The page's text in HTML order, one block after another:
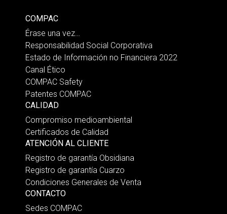
COMPAC
Érase una vez…
Responsabilidad Social Corporativa
Estado de Información no Financiera 2022
Canal Ético
COMPAC Safety
Patentes COMPAC
CALIDAD
Compromiso medioambiental
Certificados de Calidad
ATENCIÓN AL CLIENTE
Registro de garantía Obsidiana
Registro de garantía Cuarzo
Condiciones Generales de Venta
CONTACTO
Sedes COMPAC